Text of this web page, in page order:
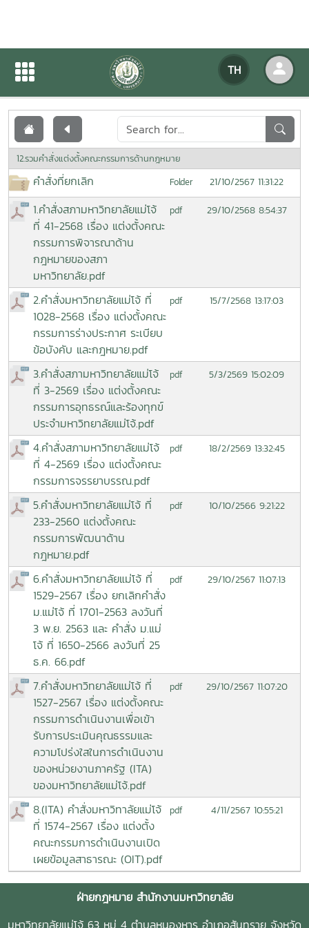
TH
เอกสารเผยแพร่
12.รวมคำสั่งแต่งตั้งคณะกรรมการด้านกฎหมาย
คำสั่งที่ยกเลิก Folder 21/10/2567 11:31:22
1.คำสั่งสภามหาวิทยาลัยแม่โจ้
ที่ 41-2568 เรื่อง แต่งตั้งคณะ
กรรมการพิจารณาด้าน
กฎหมายของสภา
มหาวิทยาลัย.pdf
pdf 29/10/2568 8:54:37
2.คำสั่งมหาวิทยาลัยแม่โจ้ ที่
1028-2568 เรื่อง แต่งตั้งคณะ
กรรมการร่างประกาศ ระเบียบ
ข้อบังคับ และกฎหมาย.pdf
pdf 15/7/2568 13:17:03
3.คำสั่งสภามหาวิทยาลัยแม่โจ้
ที่ 3-2569 เรื่อง แต่งตั้งคณะ
กรรมการอุทธรณ์และร้องทุกข์
ประจำมหาวิทยาลัยแม่โจ้.pdf
pdf 5/3/2569 15:02:09
4.คำสั่งสภามหาวิทยาลัยแม่โจ้
ที่ 4-2569 เรื่อง แต่งตั้งคณะ
กรรมการจรรยาบรรณ.pdf
pdf 18/2/2569 13:32:45
5.คำสั่งมหาวิทยาลัยแม่โจ้ ที่
233-2560 แต่งตั้งคณะ
กรรมการพัฒนาด้าน
กฎหมาย.pdf
pdf 10/10/2566 9:21:22
6.คำสั่งมหาวิทยาลัยแม่โจ้ ที่
1529-2567 เรื่อง ยกเลิกคำสั่ง
ม.แม่โจ้ ที่ 1701-2563 ลงวันที่
3 พ.ย. 2563 และ คำสั่ง ม.แม่
โจ้ ที่ 1650-2566 ลงวันที่ 25
ธ.ค. 66.pdf
pdf 29/10/2567 11:07:13
7.คำสั่งมหาวิทยาลัยแม่โจ้ ที่
1527-2567 เรื่อง แต่งตั้งคณะ
กรรมการดำเนินงานเพื่อเข้า
รับการประเมินคุณธรรมและ
ความโปร่งใสในการดำเนินงาน
ของหน่วยงานภาครัฐ (ITA)
ของมหาวิทยาลัยแม่โจ้.pdf
pdf 29/10/2567 11:07:20
8.(ITA) คำสั่งมหาวิทาลัยแม่โจ้
ที่ 1574-2567 เรื่อง แต่งตั้ง
คณะกรรมการดำเนินงานเปิด
เผยข้อมูลสาธารณะ (OIT).pdf
pdf 4/11/2567 10:55:21
ฝ่ายกฎหมาย สำนักงานมหาวิทยาลัย
มหาวิทยาลัยแม่โจ้ 63 หมู่ 4 ตำบลหนองหาร อำเภอสันทราย จังหวัด